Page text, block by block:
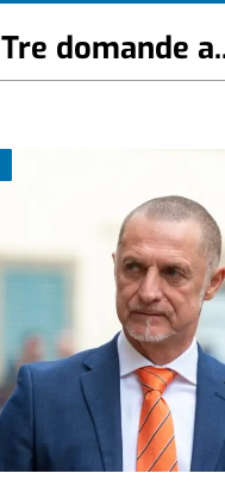
Tre domande